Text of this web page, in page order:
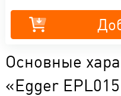
Основные
«Egger